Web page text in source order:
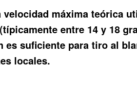
máxima teórica
entre 14 y 18
es suficiente para tiro al
locales.